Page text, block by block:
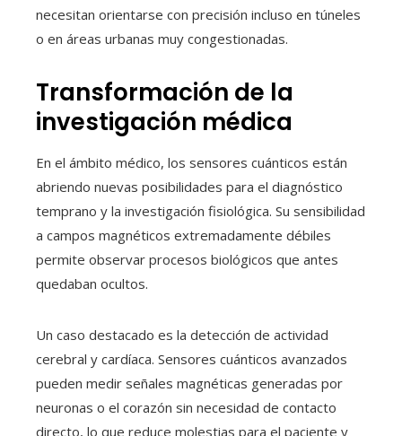
necesitan orientarse con precisión incluso en túneles
o en áreas urbanas muy congestionadas.
Transformación de la
investigación médica
En el ámbito médico, los sensores cuánticos están
abriendo nuevas posibilidades para el diagnóstico
temprano y la investigación fisiológica. Su sensibilidad
a campos magnéticos extremadamente débiles
permite observar procesos biológicos que antes
quedaban ocultos.
Un caso destacado es la detección de actividad
cerebral y cardíaca. Sensores cuánticos avanzados
pueden medir señales magnéticas generadas por
neuronas o el corazón sin necesidad de contacto
directo, lo que reduce molestias para el paciente y